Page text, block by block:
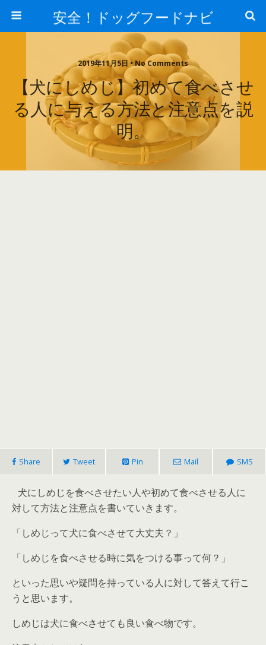
安全！ドッグフードナビ
2019年11月5日 • No Comments
【犬にしめじ】初めて食べさせ
る人に与える方法と注意点を説
明。
Share Tweet Pin Mail SMS
犬にしめじを食べさせたい人や初めて食べさせる人に
対して方法と注意点を書いていきます。
「しめじって犬に食べさせて大丈夫？」
「しめじを食べさせる時に気をつける事って何？」
といった思いや疑問を持っている人に対して答えて行こ
うと思います。
しめじは犬に食べさせても良い食べ物です。